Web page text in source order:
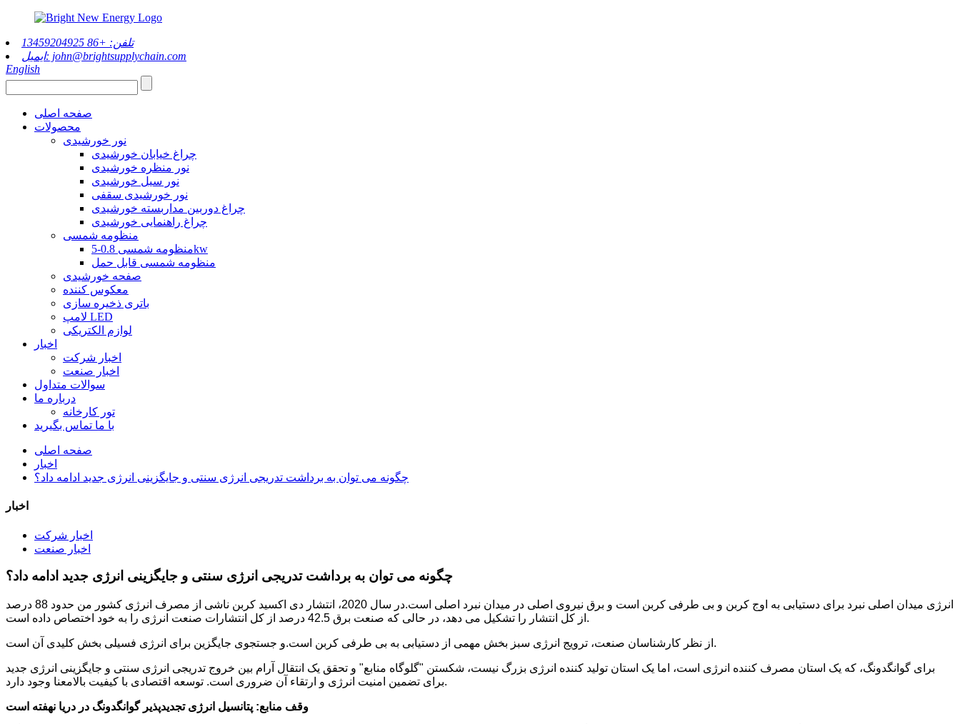
تلفن: +86 13459204925
ایمیل: john@brightsupplychain.com
English
صفحه اصلی
محصولات
نور خورشیدی
چراغ خیابان خورشیدی
نور منظره خورشیدی
نور سیل خورشیدی
نور خورشیدی سقفی
چراغ دوربین مداربسته خورشیدی
چراغ راهنمایی خورشیدی
منظومه شمسی
منظومه شمسی 0.8-5kw
منظومه شمسی قابل حمل
صفحه خورشیدی
معکوس کننده
باتری ذخیره سازی
لامپ LED
لوازم الکتریکی
اخبار
اخبار شرکت
اخبار صنعت
سوالات متداول
درباره ما
تور کارخانه
با ما تماس بگیرید
صفحه اصلی
اخبار
چگونه می توان به برداشت تدریجی انرژی سنتی و جایگزینی انرژی جدید ادامه داد؟
اخبار
اخبار شرکت
اخبار صنعت
چگونه می توان به برداشت تدریجی انرژی سنتی و جایگزینی انرژی جدید ادامه داد؟
انرژی میدان اصلی نبرد برای دستیابی به اوج کربن و بی طرفی کربن است و برق نیروی اصلی در میدان نبرد اصلی است.در سال 2020، انتشار دی اکسید کربن ناشی از مصرف انرژی کشور من حدود 88 درصد
از کل انتشار را تشکیل می دهد، در حالی که صنعت برق 42.5 درصد از کل انتشارات صنعت انرژی را به خود اختصاص داده است.
از نظر کارشناسان صنعت، ترویج انرژی سبز بخش مهمی از دستیابی به بی طرفی کربن است.و جستجوی جایگزین برای انرژی فسیلی بخش کلیدی آن است.
برای گوانگدونگ، که یک استان مصرف کننده انرژی است، اما یک استان تولید کننده انرژی بزرگ نیست، شکستن "گلوگاه منابع" و تحقق یک انتقال آرام بین خروج تدریجی انرژی سنتی و جایگزینی انرژی جدید
برای تضمین امنیت انرژی و ارتقاء آن ضروری است. توسعه اقتصادی با کیفیت بالامعنا وجود دارد.
وقف منابع: پتانسیل انرژی تجدیدپذیر گوانگدونگ در دریا نهفته است